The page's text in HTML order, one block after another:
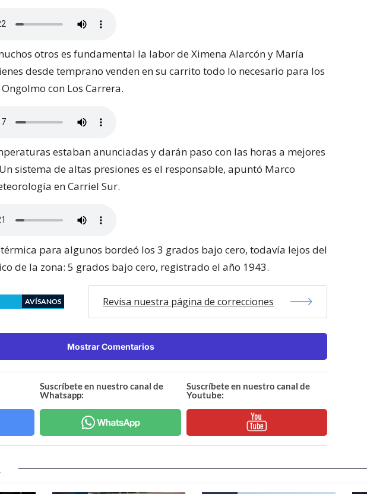
otros es fundamental la labor de Ximena Alarcón y María
desde temprano venden en su carrito todo lo necesario para los
con Los Carrera.
estaban anunciadas y darán paso con las horas a mejores
sistema de altas presiones es el responsable, apuntó Marco
en Carriel Sur.
térmica para algunos bordeó los 3 grados bajo cero, todavía lejos del
de la zona: 5 grados bajo cero, registrado el año 1943.
AVÍSANOS Revisa nuestra página de correcciones
Mostrar Comentarios
Suscríbete en nuestro canal de
Whatsapp:
Suscríbete en nuestro canal de
Youtube: